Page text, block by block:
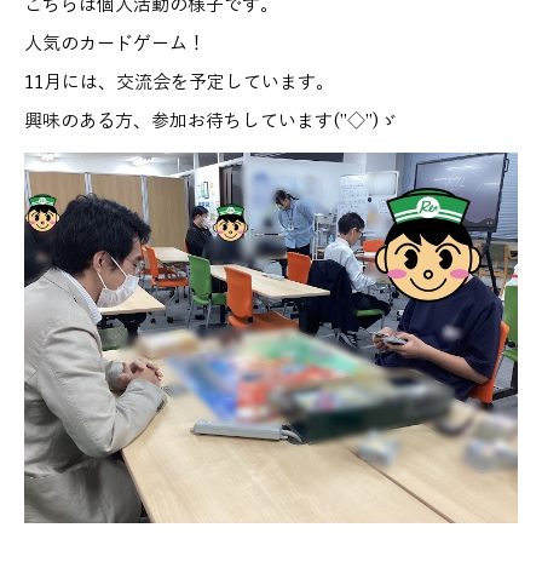
こちらは個人活動の様子です。
人気のカードゲーム！
11月には、交流会を予定しています。
興味のある方、参加お待ちしています(”◇”)ゞ